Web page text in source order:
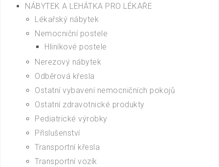
NÁBYTEK A LEHÁTKA PRO LÉKAŘE
Lékařský nábytek
Nemocniční postele
Hliníkové postele
Nerezový nábytek
Odběrová křesla
Ostatní vybavení nemocničních pokojů
Ostatní zdravotnické produkty
Pediatrické výrobky
Příslušenství
Transportní křesla
Transportní vozík